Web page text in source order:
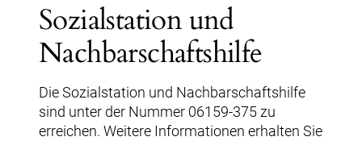
Sozialstation und
Nachbarschaftshilfe
Die Sozialstation und Nachbarschaftshilfe
sind unter der Nummer 06159-375 zu
erreichen. Weitere Informationen erhalten Sie